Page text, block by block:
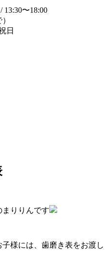
13:30〜18:00
日
まりりんです
様には、歯磨き表をお渡し